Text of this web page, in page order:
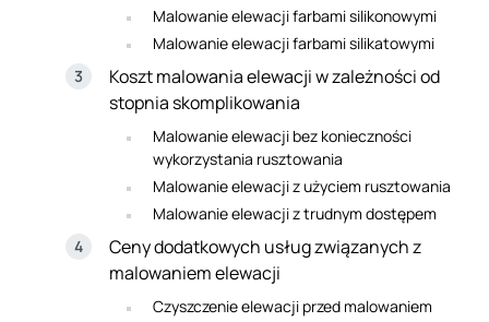
Malowanie elewacji farbami silikonowymi
Malowanie elewacji farbami silikatowymi
Koszt malowania elewacji w zależności od
stopnia skomplikowania
Malowanie elewacji bez konieczności
wykorzystania rusztowania
Malowanie elewacji z użyciem rusztowania
Malowanie elewacji z trudnym dostępem
Ceny dodatkowych usług związanych z
malowaniem elewacji
Czyszczenie elewacji przed malowaniem